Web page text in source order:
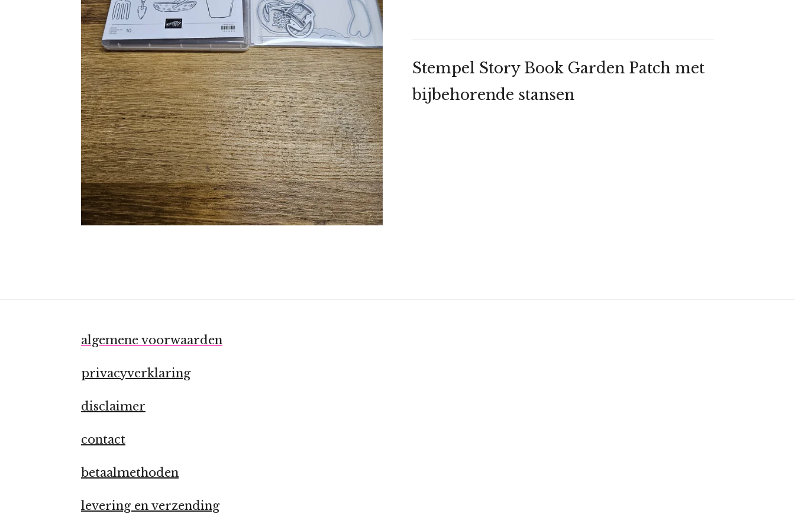
Stempel Story Book Garden Patch met
bijbehorende stansen
algemene voorwaarden
privacyverklaring
disclaimer
contact
betaalmethoden
levering en verzending